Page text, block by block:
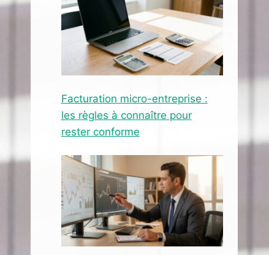
Facturation micro-entreprise :
les règles à connaître pour
rester conforme